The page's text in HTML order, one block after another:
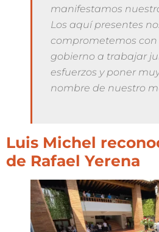
manifestamos
Los aquí presentes
comprometemos con
gobierno a trabajar
esfuerzos y poner
nombre de nuestro
Luis Michel
de Rafael Yerena